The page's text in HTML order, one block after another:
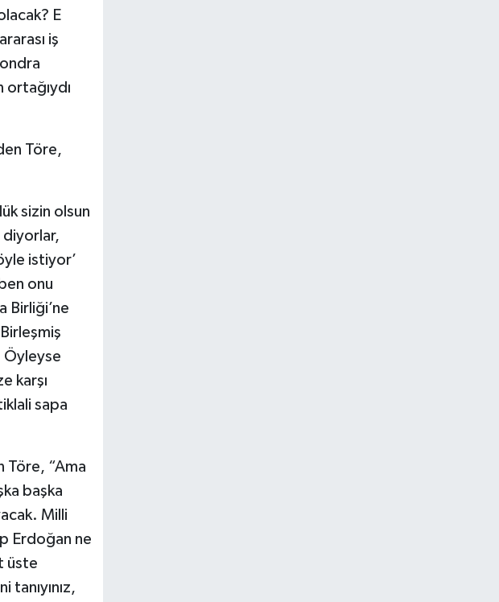
E
iş
ortağıydı
Töre,
sizin olsun
diyorlar,
istiyor’
onu
Birliği’ne
Öyleyse
karşı
sapa
Töre, “Ama
başka
Milli
Erdoğan ne
üste
tanıyınız,